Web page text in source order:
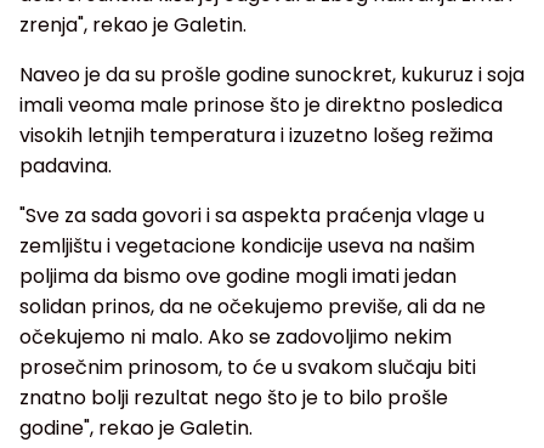
zrenja", rekao je Galetin.
Naveo je da su prošle godine sunockret, kukuruz i soja
imali veoma male prinose što je direktno posledica
visokih letnjih temperatura i izuzetno lošeg režima
padavina.
"Sve za sada govori i sa aspekta praćenja vlage u
zemljištu i vegetacione kondicije useva na našim
poljima da bismo ove godine mogli imati jedan
solidan prinos, da ne očekujemo previše, ali da ne
očekujemo ni malo. Ako se zadovoljimo nekim
prosečnim prinosom, to će u svakom slučaju biti
znatno bolji rezultat nego što je to bilo prošle
godine", rekao je Galetin.